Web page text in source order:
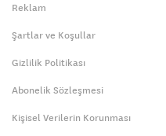
Reklam
Şartlar ve Koşullar
Gizlilik Politikası
Abonelik Sözleşmesi
Kişisel Verilerin Korunması